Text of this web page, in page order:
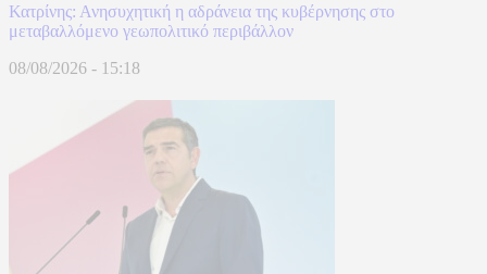
Κατρίνης: Ανησυχητική η αδράνεια της κυβέρνησης στο
μεταβαλλόμενο γεωπολιτικό περιβάλλον
08/08/2026 - 15:18